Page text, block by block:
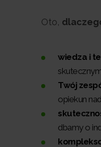
Oto,
wiedza i
Twój
opiekun
dbamy o